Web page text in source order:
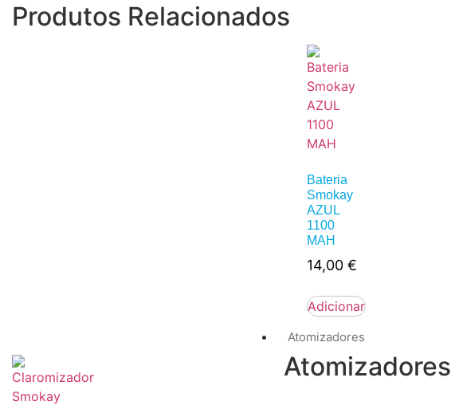
Atomizadores
Atomizadores
Produtos Relacionados
Bateria
Smokay
AZUL
1100
MAH
14,00 €
Adicionar